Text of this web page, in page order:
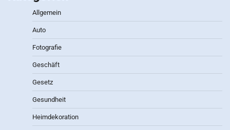
Allgemein
Auto
Fotografie
Geschäft
Gesetz
Gesundheit
Heimdekoration